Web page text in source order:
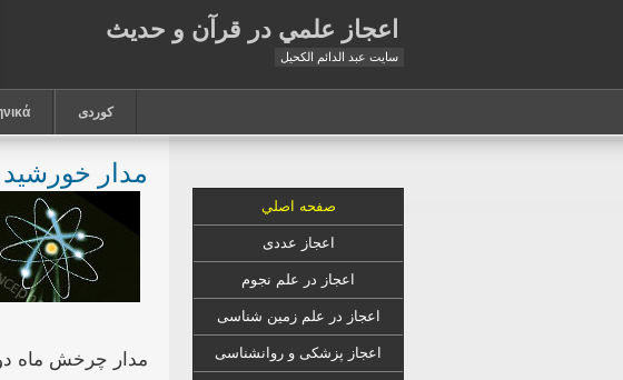
اعجاز علمي در قرآن و حديث
سايت عبد الدائم الكحيل
كوردى
مدار
مدار چرخش ماه
صفحه اصلي
اعجاز عددی
اعجاز در علم نجوم
اعجاز در علم زمين شناسى
اعجاز پزشکی و روانشناسى